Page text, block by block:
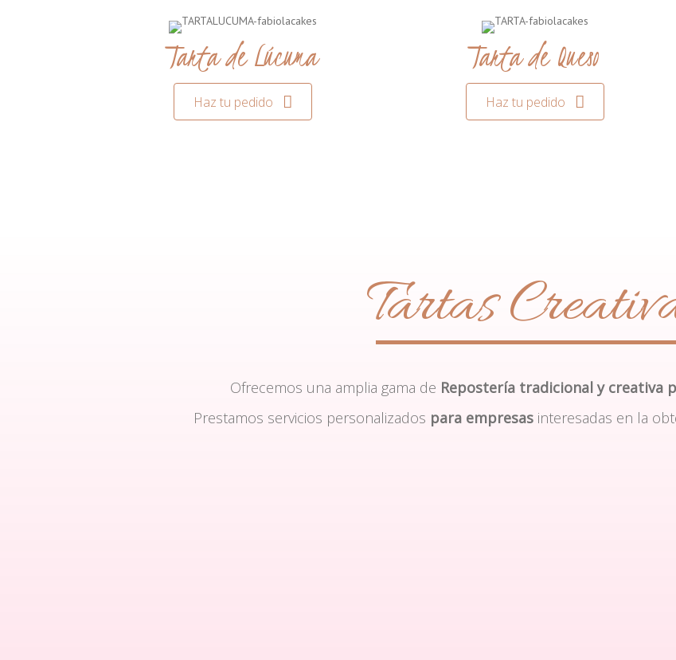
Tarta de Lúcuma
Haz tu pedido
Tarta de Queso
Haz tu pedido
Tartas
Ofrecemos una amplia gama de Repostería tradicional y creativa
Prestamos servicios personalizados para empresas interesadas en la